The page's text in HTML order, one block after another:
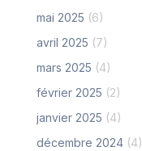
mai 2025 (6)
avril 2025 (7)
mars 2025 (4)
février 2025 (2)
janvier 2025 (4)
décembre 2024 (4)